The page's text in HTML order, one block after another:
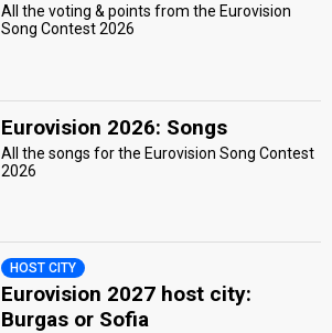
All the voting & points from the Eurovision
Song Contest 2026
Eurovision 2026: Songs
All the songs for the Eurovision Song Contest
2026
HOST CITY
Eurovision 2027 host city:
Burgas or Sofia